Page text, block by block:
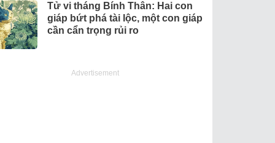
Tử vi tháng Bính Thân: Hai con
giáp bứt phá tài lộc, một con giáp
cần cẩn trọng rủi ro
Advertisement